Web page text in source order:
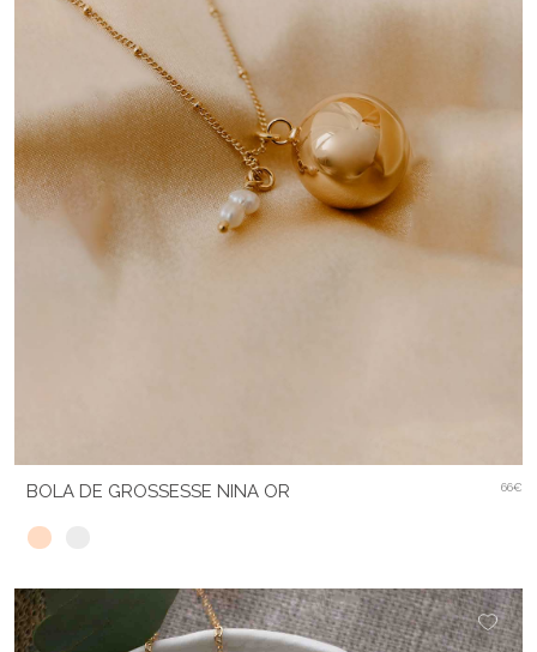
BOLA DE GROSSESSE NINA OR 66€